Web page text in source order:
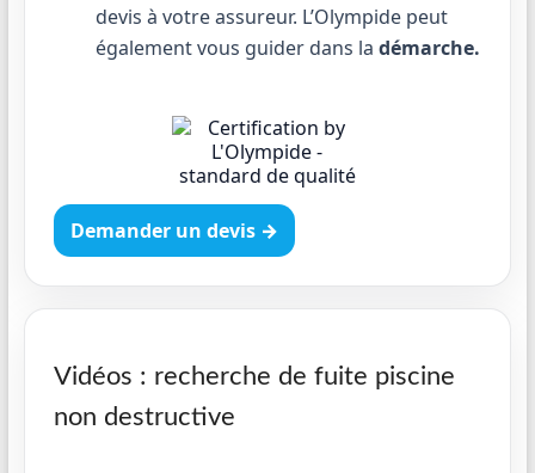
devis à votre assureur. L’Olympide peut
également vous guider dans la démarche.
Demander un devis →
Vidéos : recherche de fuite piscine
non destructive